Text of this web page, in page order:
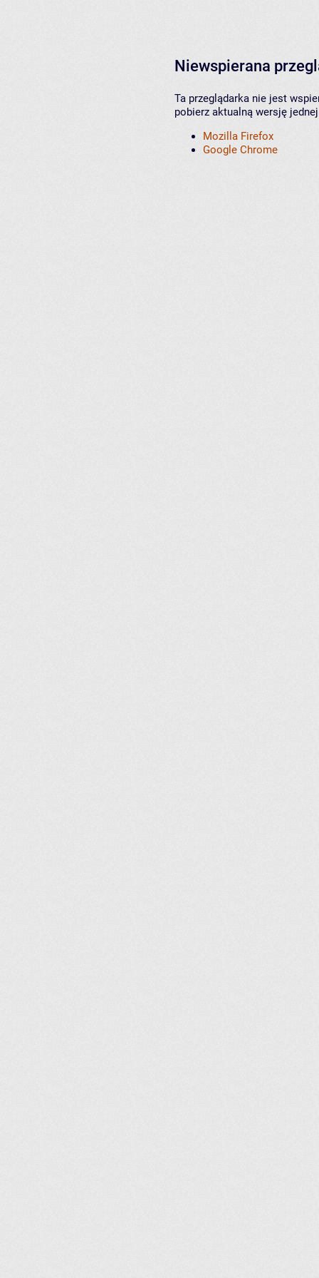
Niewspierana
Ta przeglądarka nie jest
pobierz aktualną wersję
Mozilla Firefox
Google Chrome